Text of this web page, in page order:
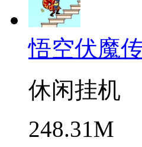
悟空伏魔
休闲挂机
248.31M